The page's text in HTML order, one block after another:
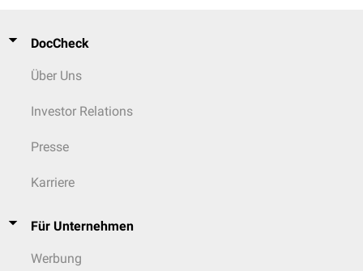
DocCheck
Über Uns
Investor Relations
Presse
Karriere
Für Unternehmen
Werbung